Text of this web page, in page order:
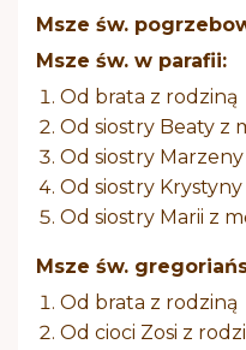
Msze św.
Msze św. w parafii:
Od brata z rodziną
Od siostry Beaty z
Od siostry
Od siostry
Od siostry Marii z
Msze św.
Od brata z rodziną
Od cioci Zosi z